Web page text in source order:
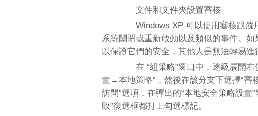
文件和文件夾設置審核
Windows XP 可以使用審核跟蹤
系統關閉或重新啟動以及類似的事件。
以保證它們的安全，其他人是無法輕易進
在 “組策略”窗口中，逐級展開右
置→本地策略”，然後在該分支下選擇“審
訪問”選項，在彈出的“本地安全策略設置
敗”復選框都打上勾選標記。